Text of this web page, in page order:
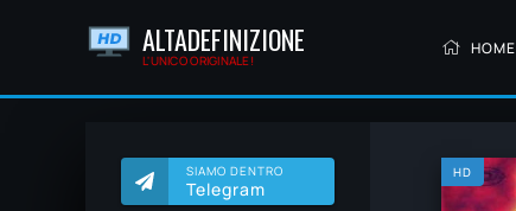
ALTADEFINIZIONE
L'UNICO ORIGINALE!
HOME
SIAMO DENTRO
Telegram
HD